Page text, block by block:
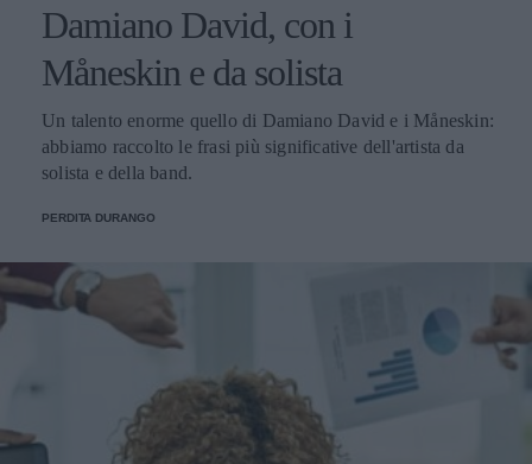
Damiano David, con i
Måneskin e da solista
Un talento enorme quello di Damiano David e i Måneskin:
abbiamo raccolto le frasi più significative dell'artista da
solista e della band.
PERDITA DURANGO